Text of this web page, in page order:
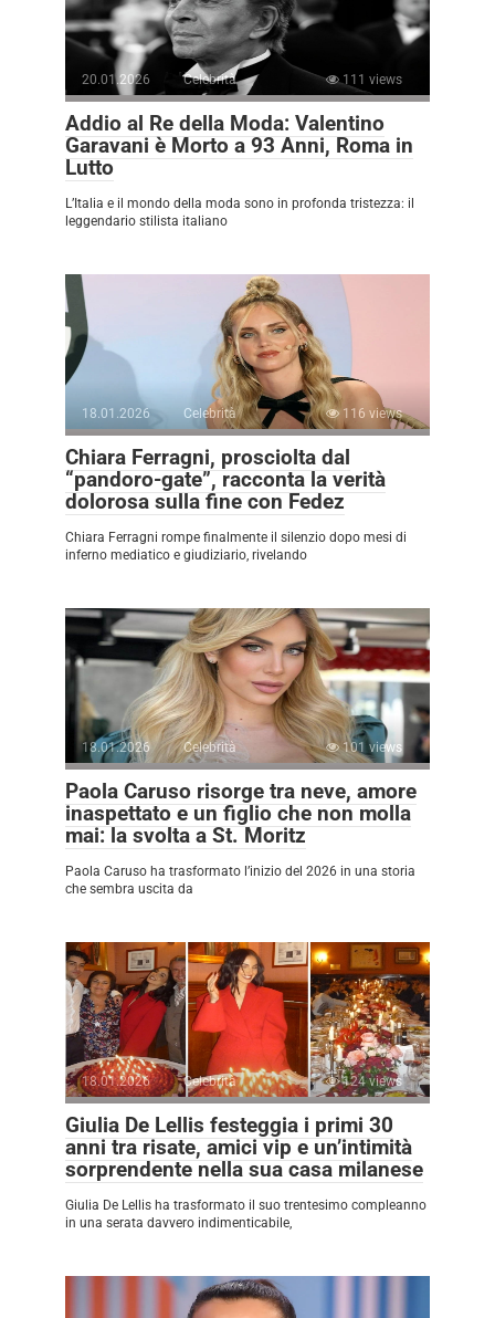
20.01.2026 Celebrità 111 views
Addio al Re della Moda: Valentino
Garavani è Morto a 93 Anni, Roma in
Lutto
L’Italia e il mondo della moda sono in profonda tristezza: il
leggendario stilista italiano
18.01.2026 Celebrità 116 views
Chiara Ferragni, prosciolta dal
“pandoro-gate”, racconta la verità
dolorosa sulla fine con Fedez
Chiara Ferragni rompe finalmente il silenzio dopo mesi di
inferno mediatico e giudiziario, rivelando
18.01.2026 Celebrità 101 views
Paola Caruso risorge tra neve, amore
inaspettato e un figlio che non molla
mai: la svolta a St. Moritz
Paola Caruso ha trasformato l’inizio del 2026 in una storia
che sembra uscita da
18.01.2026 Celebrità 124 views
Giulia De Lellis festeggia i primi 30
anni tra risate, amici vip e un’intimità
sorprendente nella sua casa milanese
Giulia De Lellis ha trasformato il suo trentesimo compleanno
in una serata davvero indimenticabile,